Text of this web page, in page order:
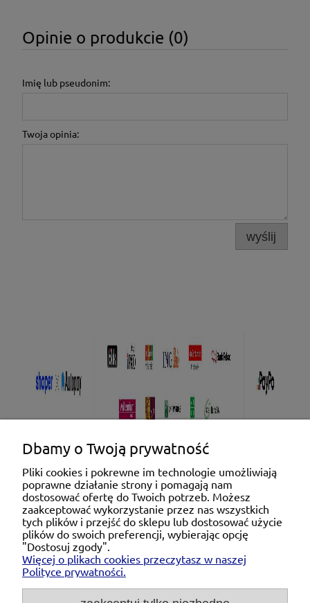
Opinie o produkcie (0)
Imię lub pseudonim:
Twoja opinia:
wyślij
Pomoc
Moje konto
Płatności i dostawa
O nas
Dbamy o Twoją prywatność
Pliki cookies i pokrewne im technologie umożliwiają
poprawne działanie strony i pomagają nam
dostosować ofertę do Twoich potrzeb. Możesz
zaakceptować wykorzystanie przez nas wszystkich
tych plików i przejść do sklepu lub dostosować użycie
plików do swoich preferencji, wybierając opcję
"Dostosuj zgody".
Więcej o plikach cookies przeczytasz w naszej
Polityce prywatności.